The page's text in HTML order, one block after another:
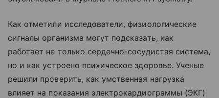
Как отметили исследователи, физиологические
сигналы организма могут подсказать, как
работает не только сердечно-сосудистая система,
но и как устроено психическое здоровье. Ученые
решили проверить, как умственная нагрузка
влияет на показания электрокардиограммы (ЭКГ)